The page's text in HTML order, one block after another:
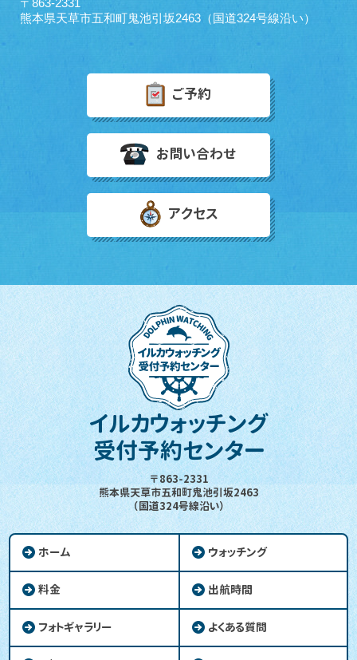
〒863-2331
熊本県天草市五和町鬼池引坂2463（国道324号線沿い）
ご予約
お問い合わせ
アクセス
イルカウォッチング
受付予約センター
〒863-2331
熊本県天草市五和町鬼池引坂2463
（国道324号線沿い）
ホーム ウォッチング
料金 出航時間
フォトギャラリー よくある質問